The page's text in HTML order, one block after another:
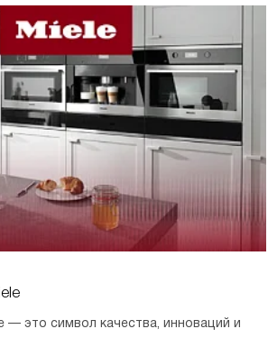
— это символ качества, инноваций и